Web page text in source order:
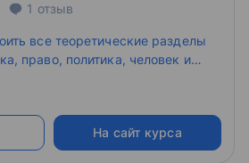
1 отзыв
все теоретические разделы
право, политика, человек и
На сайт курса